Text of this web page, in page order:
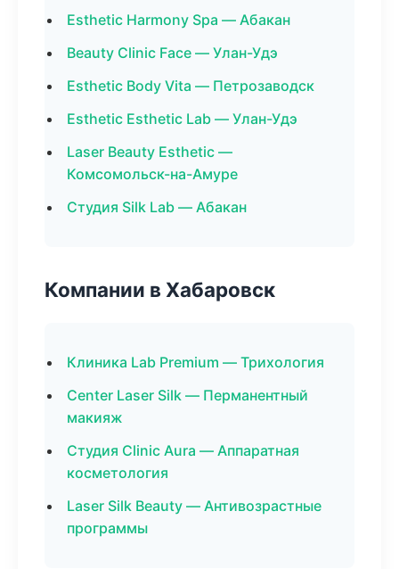
Esthetic Harmony Spa — Абакан
Beauty Clinic Face — Улан-Удэ
Esthetic Body Vita — Петрозаводск
Esthetic Esthetic Lab — Улан-Удэ
Laser Beauty Esthetic —
Комсомольск-на-Амуре
Студия Silk Lab — Абакан
Компании в Хабаровск
Клиника Lab Premium — Трихология
Center Laser Silk — Перманентный
макияж
Студия Clinic Aura — Аппаратная
косметология
Laser Silk Beauty — Антивозрастные
программы